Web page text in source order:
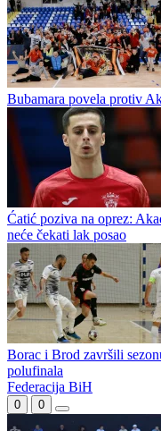
Borko Surudžić napušta
sam dao šta sam mogao
Bubamara preko
Bubamara povela protiv